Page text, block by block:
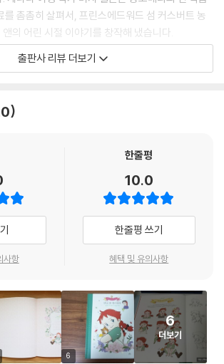
를 촘촘히 살펴서, 프린스에드워드 섬 커스버트 농
의 어린 시절 이야기를 창작해 냈습니다.
다운 엄마 버사와, 유쾌하고 다정하며 강인한 아빠
외면하는 어른들 때문에 아이는 울고, 화내고, 마
타’라고 부르며 친구 삼을 정도로 지독하게 외로운
다고 별님에게 기도하기 시작하는데…….
출판사 리뷰 더보기
사항
한줄평
10.0
한줄평 쓰기
혜택 및 유의사항
6
6
더보기